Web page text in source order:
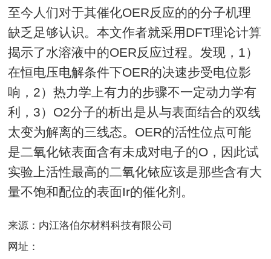
至今人们对于其催化OER反应的的分子机理
缺乏足够认识。本文作者就采用DFT理论计算
揭示了水溶液中的OER反应过程。发现，1）
在恒电压电解条件下OER的决速步受电位影
响，2）热力学上有力的步骤不一定动力学有
利，3）O2分子的析出是从与表面结合的双线
太变为解离的三线态。OER的活性位点可能
是二氧化铱表面含有未成对电子的O，因此试
实验上活性最高的二氧化铱应该是那些含有大
量不饱和配位的表面Ir的催化剂。
来源：内江洛伯尔材料科技有限公司
网址：